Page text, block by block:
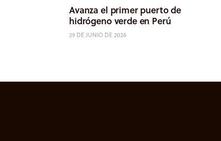
Avanza el primer puerto de
hidrógeno verde en Perú
29 DE JUNIO DE 2026